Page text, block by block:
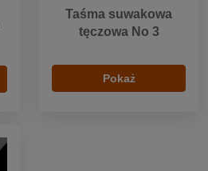
Taśma suwakowa
tęczowa No 3
Pokaż